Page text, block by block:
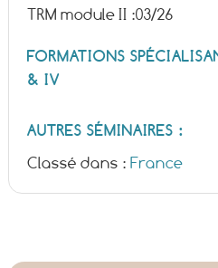
TRM module II :03/26
FORMATIONS
& IV
AUTRES SÉMINAIRES :
Classé dans : France